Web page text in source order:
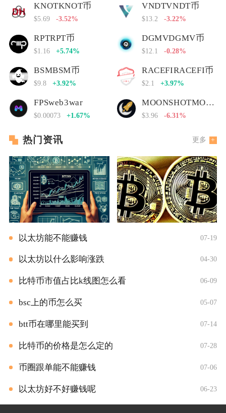
KNOTKNOT币
$5.69 -3.52%
VNDTVNDT币
$13.2 -3.22%
RPTRPT币
$1.16 +5.74%
DGMVDGMV币
$12.1 -0.28%
BSMBSM币
$9.8 +3.92%
RACEFIRACEFI币
$2.1 +3.97%
FPSweb3war
$0.00073 +1.67%
MOONSHOTMOONSHOT币
$3.96 -6.31%
热门资讯 更多
以太坊能不能赚钱 07-19
以太坊以什么影响涨跌 04-30
比特币市值占比k线图怎么看 06-09
bsc上的币怎么买 05-07
btt币在哪里能买到 07-14
比特币的价格是怎么定的 07-28
币圈跟单能不能赚钱 07-06
以太坊好不好赚钱呢 06-23